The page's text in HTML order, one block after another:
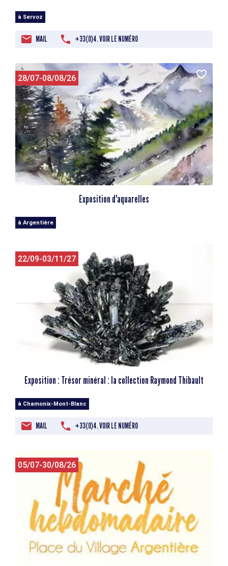
à Servoz
MAIL +33(0)4. VOIR LE NUMÉRO
28/07-08/08/26
Exposition d'aquarelles
à Argentière
22/09-03/11/27
Exposition : Trésor minéral : la collection Raymond Thibault
à Chamonix-Mont-Blanc
MAIL +33(0)4. VOIR LE NUMÉRO
05/07-30/08/26